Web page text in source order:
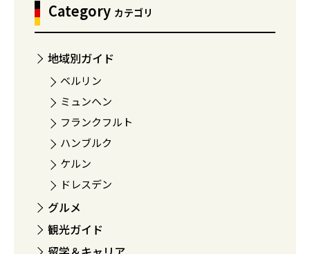
Category カテゴリ
地域別ガイド
ベルリン
ミュンヘン
フランクフルト
ハンブルク
ケルン
ドレスデン
グルメ
観光ガイド